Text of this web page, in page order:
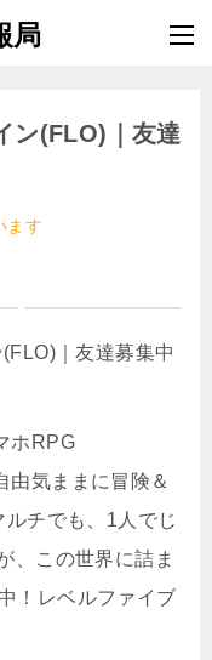
ン(FLO)｜友達
ます
ホRPG
由気ままに冒険＆
チでも、1人でじ
、この世界に詰ま
！レベルファイブ